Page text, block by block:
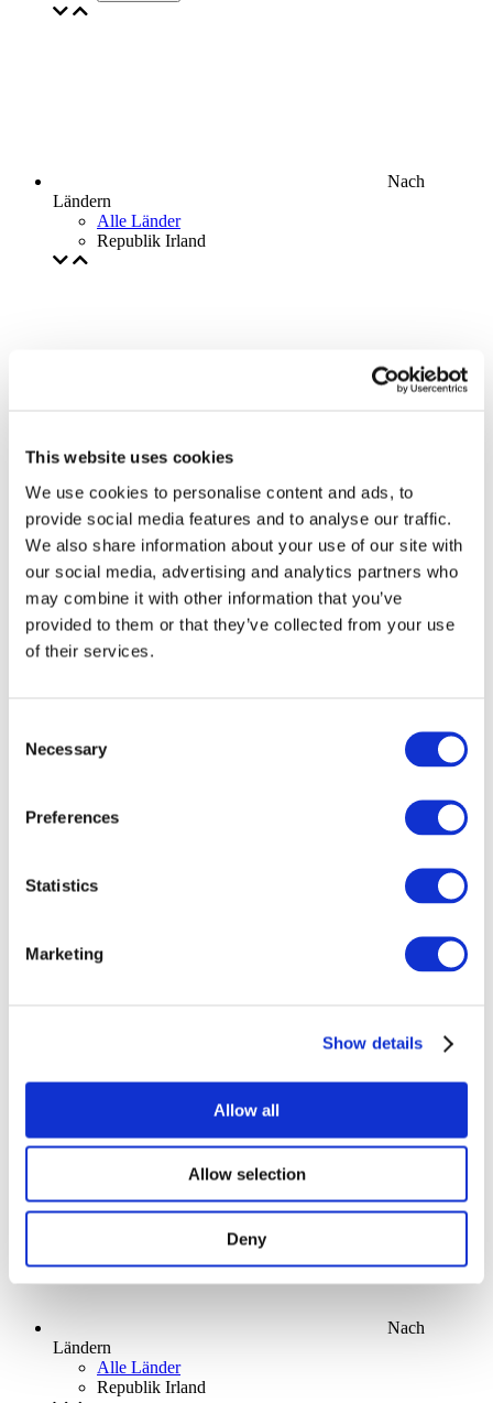
This website uses cookies
We use cookies to personalise content and ads, to
provide social media features and to analyse our traffic.
We also share information about your use of our site with
our social media, advertising and analytics partners who
may combine it with other information that you’ve
provided to them or that they’ve collected from your use
of their services.
Selection
Necessary
Preferences
Statistics
Marketing
Show details
Allow all
Allow selection
Deny
Nach
Ländern
Alle Länder
Republik Irland
Ohne Subgenre
Anwenden
Nach
Ländern
Alle Länder
Republik Irland